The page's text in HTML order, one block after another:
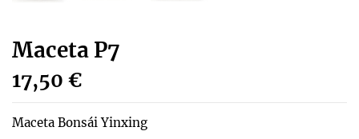
Maceta P7
17,50 €
Maceta Bonsái Yinxing